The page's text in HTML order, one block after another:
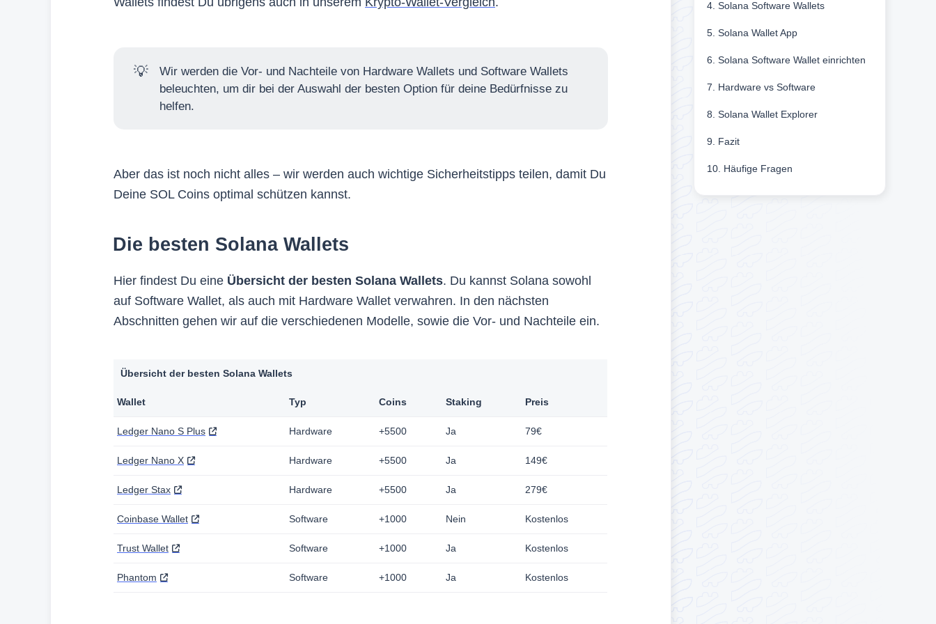
💡
Wir werden die Vor- und Nachteile von Hardware Wallets und Software Wallets
beleuchten, um dir bei der Auswahl der besten Option für deine Bedürfnisse zu
helfen.
Aber das ist noch nicht alles – wir werden auch wichtige Sicherheitstipps teilen, damit Du
Deine SOL Coins optimal schützen kannst.
Die besten Solana Wallets
Hier findest Du eine Übersicht der besten Solana Wallets. Du kannst Solana sowohl
auf Software Wallet, als auch mit Hardware Wallet verwahren. In den nächsten
Abschnitten gehen wir auf die verschiedenen Modelle, sowie die Vor- und Nachteile ein.
Übersicht der besten Solana Wallets
Wallet Typ Coins Staking Preis
Ledger Nano S Plus Hardware +5500 Ja 79€
Ledger Nano X Hardware +5500 Ja 149€
Ledger Stax Hardware +5500 Ja 279€
Coinbase Wallet Software +1000 Nein Kostenlos
Trust Wallet Software +1000 Ja Kostenlos
Phantom Software +1000 Ja Kostenlos
4. Solana Software Wallets
5. Solana Wallet App
6. Solana Software Wallet einrichten
7. Hardware vs Software
8. Solana Wallet Explorer
9. Fazit
10. Häufige Fragen